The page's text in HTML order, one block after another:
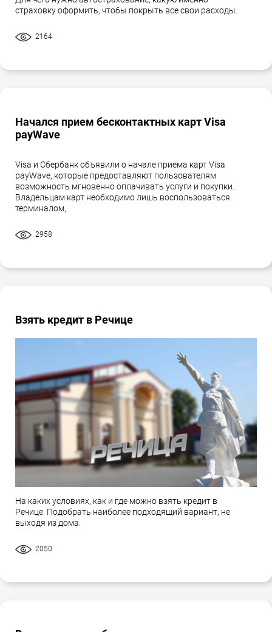
страховку оформить, чтобы покрыть все свои расходы.
2164
Начался прием бесконтактных карт Visa
payWave
Visa и Сбербанк объявили о начале приема карт Visa
payWave, которые предоставляют пользователям
возможность мгновенно оплачивать услуги и покупки.
Владельцам карт необходимо лишь воспользоваться
терминалом,
2958
Взять кредит в Речице
На каких условиях, как и где можно взять кредит в
Речице. Подобрать наиболее подходящий вариант, не
выходя из дома.
2050